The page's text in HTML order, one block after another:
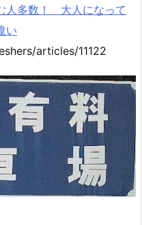
人多数！ 大人になって
い
articles/11122